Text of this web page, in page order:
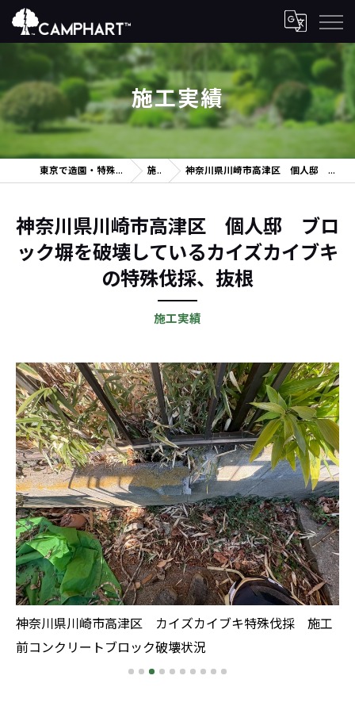
施工実績
東京で造園・特殊伐採を行うカンファルト株式会社 施工実績 神奈川県川崎市高津区 個人邸 ブロック塀を破壊しているカイズカイブキの特殊伐採、抜根
施工実績
神奈川県川崎市高津区 個人邸 ブロ
ック塀を破壊しているカイズカイブキ
の特殊伐採、抜根
神奈川県川崎市高津区 カイズカイブキ特殊伐採 施工
前コンクリートブロック破壊状況